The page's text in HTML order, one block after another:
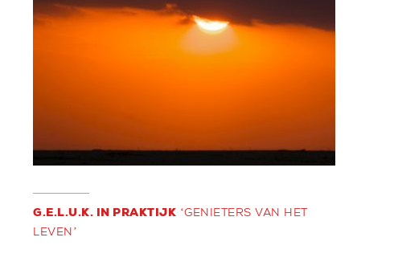
G.E.L.U.K. IN PRAKTIJK ‘GENIETERS VAN HET
LEVEN’